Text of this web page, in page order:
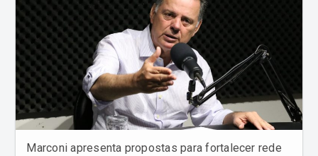
Marconi apresenta propostas para fortalecer rede